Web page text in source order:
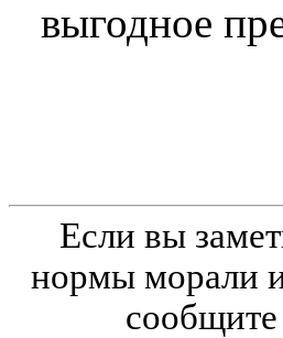
выгодное
Если вы
нормы морали